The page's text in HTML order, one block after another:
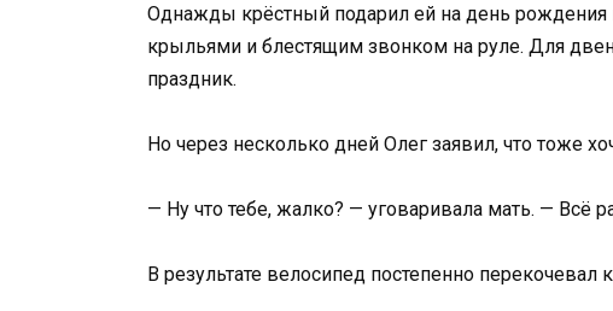
Однажды крёстный подарил ей на день
крыльями и блестящим звонком на руле. Для
праздник.
Но через несколько дней Олег заявил, что тоже
— Ну что тебе, жалко? — уговаривала мать. —
В результате велосипед постепенно перекочевал к